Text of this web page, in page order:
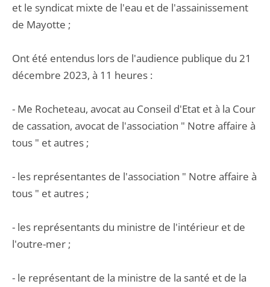
et le syndicat mixte de l'eau et de l'assainissement
de Mayotte ;
Ont été entendus lors de l'audience publique du 21
décembre 2023, à 11 heures :
- Me Rocheteau, avocat au Conseil d'Etat et à la Cour
de cassation, avocat de l'association " Notre affaire à
tous " et autres ;
- les représentantes de l'association " Notre affaire à
tous " et autres ;
- les représentants du ministre de l'intérieur et de
l'outre-mer ;
- le représentant de la ministre de la santé et de la